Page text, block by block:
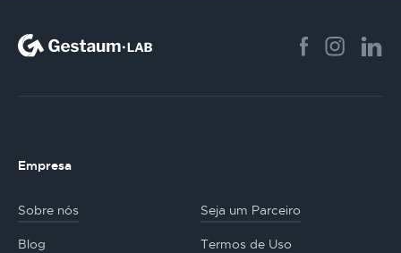
Empresa
Sobre nós Seja um Parceiro
Blog Termos de Uso